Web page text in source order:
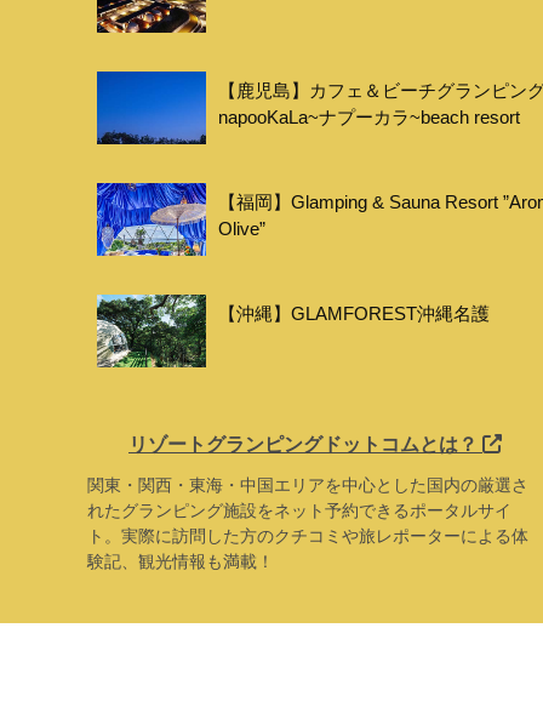
【鹿児島】カフェ＆ビーチグランピン
napooKaLa~ナプーカラ~beach resort
【福岡】Glamping & Sauna Resort
Olive”
【沖縄】GLAMFOREST沖縄名護
リゾートグランピングドットコムとは？
関東・関西・東海・中国エリアを中心とした国内の厳選さ
れたグランピング施設をネット予約できるポータルサイ
ト。実際に訪問した方のクチコミや旅レポーターによる体
験記、観光情報も満載！